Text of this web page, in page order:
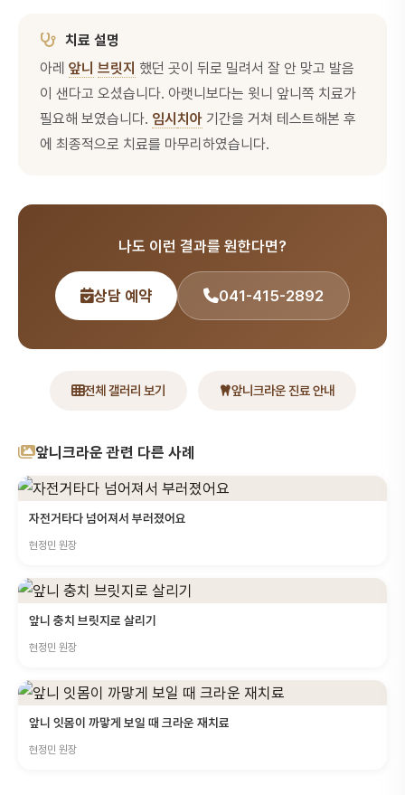
치료 설명
아레 앞니 브릿지 했던 곳이 뒤로 밀려서 잘 안 맞고 발음
이 샌다고 오셨습니다. 아랫니보다는 윗니 앞니쪽 치료가
필요해 보였습니다. 임시 치아 기간을 거쳐 테스트해본 후
에 최종적으로 치료를 마무리하였습니다.
나도 이런 결과를 원한다면?
상담 예약 041-415-2892
전체 갤러리 보기 앞니크라운 진료 안내
앞니크라운 관련 다른 사례
자전거타다 넘어져서 부러졌어요
현정민 원장
앞니 충치 브릿지로 살리기
현정민 원장
앞니 잇몸이 까맣게 보일 때 크라운 재치료
현정민 원장